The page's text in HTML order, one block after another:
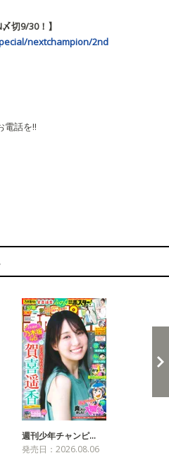
切9/30！】
nextchampion/2nd
電話を!!
週刊少年チャンピ…
発売日：2026.08.06